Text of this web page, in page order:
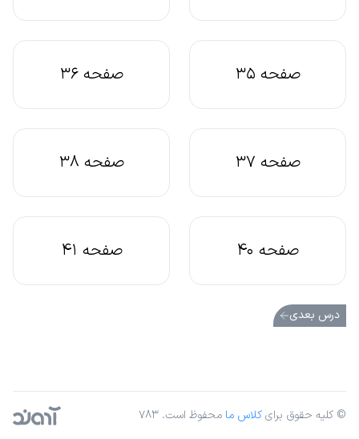
صفحه 35 صفحه 36
صفحه 37 صفحه 38
صفحه 40 صفحه 41
درس بعدی
© کلیه حقوق برایکلاس ما محفوظ است. ۷۸۳